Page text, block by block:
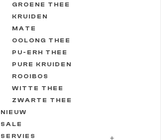
GROENE THEE
KRUIDEN
MATE
OOLONG THEE
PU-ERH THEE
PURE KRUIDEN
ROOIBOS
WITTE THEE
ZWARTE THEE
NIEUW
SALE
SERVIES